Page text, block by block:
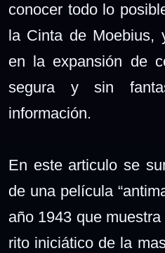
conocer todo lo
la Cinta de Moebius,
en la expansión de
segura y sin
información.
En este articulo se
de una película
año 1943 que
rito iniciático de la